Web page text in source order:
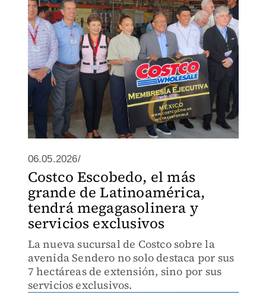
06.05.2026/
Costco Escobedo, el más
grande de Latinoamérica,
tendrá megagasolinera y
servicios exclusivos
La nueva sucursal de Costco sobre la
avenida Sendero no solo destaca por sus
7 hectáreas de extensión, sino por sus
servicios exclusivos.